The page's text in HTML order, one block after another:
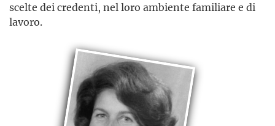
scelte dei credenti, nel loro ambiente familiare e di
lavoro.